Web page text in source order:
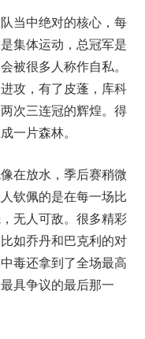
当中绝对的核心，每
集体运动，总冠军是
被很多人称作自私。
攻，有了皮蓬，库科
次三连冠的辉煌。得
一片森林。
在放水，季后赛稍微
钦佩的是在每一场比
无人可敌。很多精彩
如乔丹和巴克利的对
毒还拿到了全场最高
具争议的最后那一